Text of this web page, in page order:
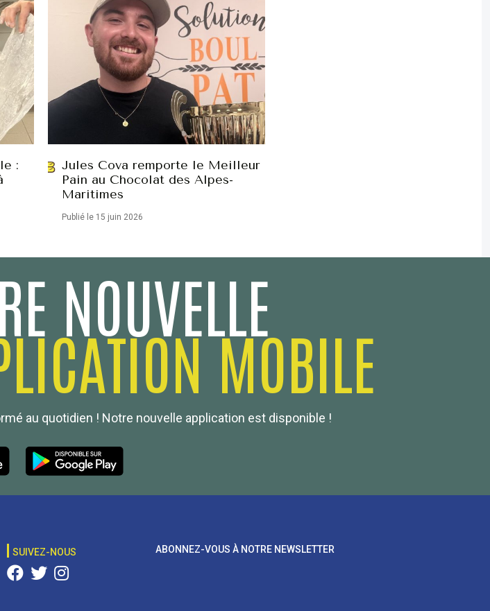
:
Jules Cova remporte le Meilleur
Pain au Chocolat des Alpes-
Maritimes
Publié le 15 juin 2026
NOUVELLE
MOBILE
au quotidien ! Notre nouvelle application est disponible !
SUIVEZ-NOUS ABONNEZ-VOUS À NOTRE NEWSLETTER